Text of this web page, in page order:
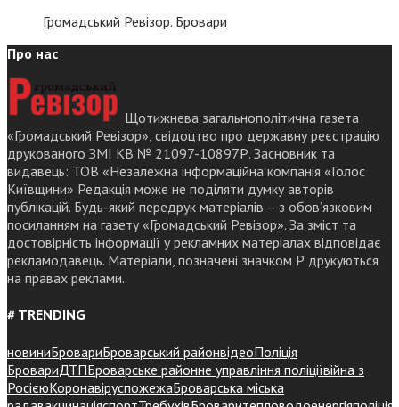
Громадський Ревізор. Бровари
Про нас
Щотижнева загальнополітична газета
«Громадський Ревізор», свідоцтво про державну реєстрацію
друкованого ЗМІ КВ № 21097-10897Р. Засновник та
видавець: ТОВ «Незалежна інформаційна компанія «Голос
Київщини» Редакція може не поділяти думку авторів
публікацій. Будь-який передрук матеріалів – з обов’язковим
посиланням на газету «Громадський Ревізор». За зміст та
достовірність інформації у рекламних матеріалах відповідає
рекламодавець. Матеріали, позначені значком Р друкуються
на правах реклами.
# TRENDING
новиниБровариБроварський районвідеоПоліція
БровариДТПБроварське районне управління поліціївійна з
РосієюКоронавіруспожежаБроварська міська